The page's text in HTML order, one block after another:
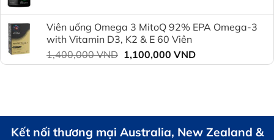
2,350,000 VND.là:
Viên uống Omega 3 MitoQ 92% EPA Omega-3
with Vitamin D3, K2 & E 60 Viên
1,400,000VND Giá
gốc
1,100,000 VNDGiá
hiện
Kết nối thương mại Australia, New Zealand &